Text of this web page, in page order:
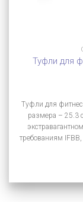
Туфли для
Туфли для
размера – 25.3
требованиям